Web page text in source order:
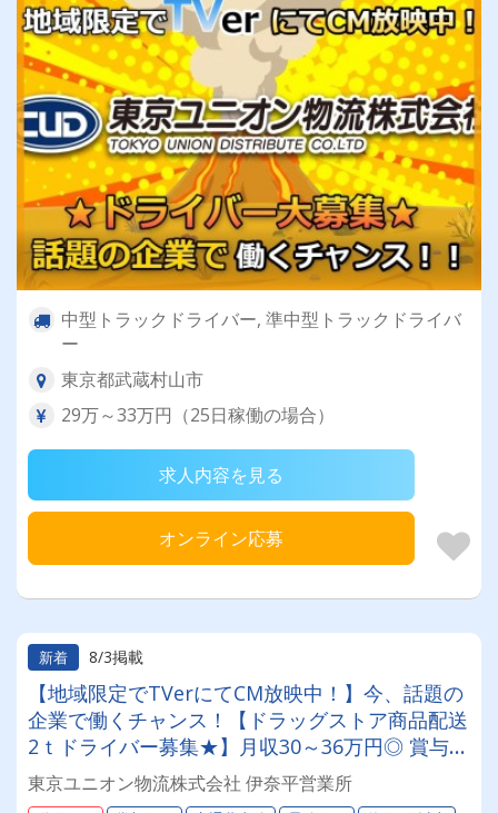
中型トラックドライバー, 準中型トラックドライバ
ー
東京都武蔵村山市
29万～33万円（25日稼働の場合）
求人内容を見る
オンライン応募
新着 8/3掲載
【地域限定でTVerにてCM放映中！】今、話題の
企業で働くチャンス！【ドラッグストア商品配送
2ｔドライバー募集★】月収30～36万円◎ 賞与年
2回／昇給有／福利厚生充実／仕事量安定／未経
験歓迎◎【年間休日113日以上】連休もあり◎プ
東京ユニオン物流株式会社 伊奈平営業所